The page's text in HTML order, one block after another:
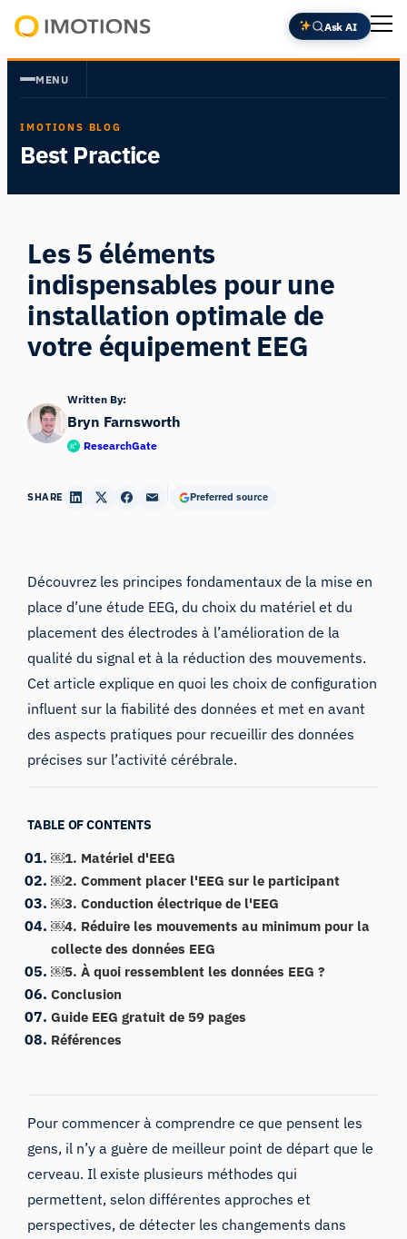
Aller
au
contenu
Insight
Ask AI
MENU
IMOTIONS BLOG
Best Practice
Les 5 éléments
indispensables pour une
installation optimale de
votre équipement EEG
Written By:
Bryn Farnsworth
ResearchGate
SHARE Preferred source
Découvrez les principes fondamentaux de la mise en
place d’une étude EEG, du choix du matériel et du
placement des électrodes à l’amélioration de la
qualité du signal et à la réduction des mouvements.
Cet article explique en quoi les choix de configuration
influent sur la fiabilité des données et met en avant
des aspects pratiques pour recueillir des données
précises sur l’activité cérébrale.
TABLE OF CONTENTS
￼1. Matériel d'EEG
￼2. Comment placer l'EEG sur le participant
￼3. Conduction électrique de l'EEG
￼4. Réduire les mouvements au minimum pour la
collecte des données EEG
￼5. À quoi ressemblent les données EEG ?
Conclusion
Guide EEG gratuit de 59 pages
Références
Pour commencer à comprendre ce que pensent les
gens, il n’y a guère de meilleur point de départ que le
cerveau. Il existe plusieurs méthodes qui
permettent, selon différentes approches et
perspectives, de détecter les changements dans